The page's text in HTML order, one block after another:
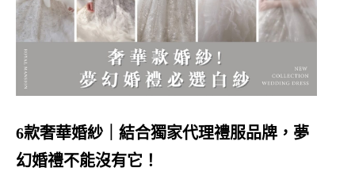
6款奢華婚紗｜結合獨家代理禮服品牌，夢
幻婚禮不能沒有它！